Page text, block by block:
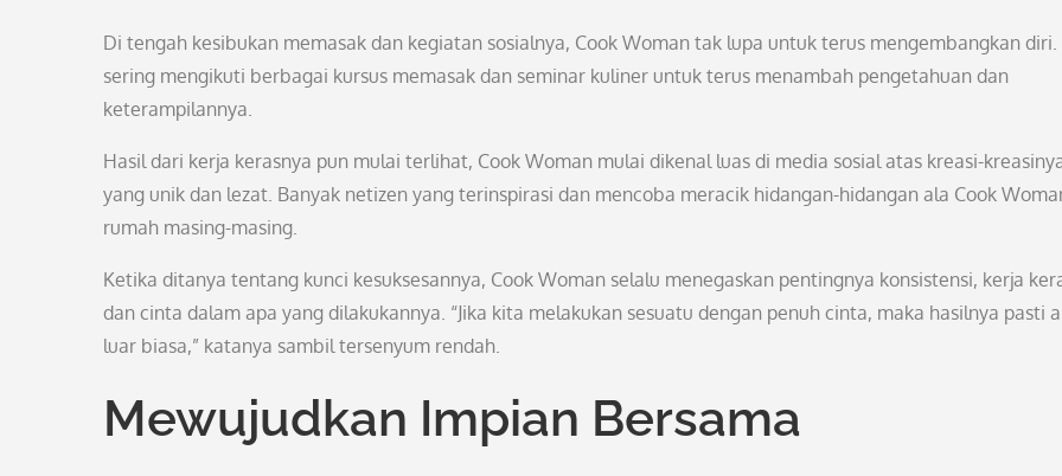
Di tengah kesibukan memasak dan kegiatan sosialnya, Cook Woman tak lupa untuk terus mengembangkan diri.
sering mengikuti berbagai kursus memasak dan seminar kuliner untuk terus menambah pengetahuan dan
keterampilannya.
Hasil dari kerja kerasnya pun mulai terlihat, Cook Woman mulai dikenal luas di media sosial atas kreasi-
yang unik dan lezat. Banyak netizen yang terinspirasi dan mencoba meracik hidangan-hidangan ala Cook
rumah masing-masing.
Ketika ditanya tentang kunci kesuksesannya, Cook Woman selalu menegaskan pentingnya konsistensi, kerja
dan cinta dalam apa yang dilakukannya. “Jika kita melakukan sesuatu dengan penuh cinta, maka hasilnya pasti
luar biasa,” katanya sambil tersenyum rendah.
Mewujudkan Impian Bersama